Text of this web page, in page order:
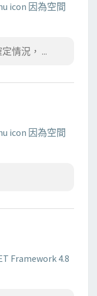
icon 因為空間
情況， ...
icon 因為空間
Framework 4.8